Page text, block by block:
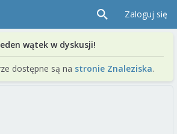
Zaloguj się
wątek w dyskusji!
dostępne są na stronie Znaleziska.